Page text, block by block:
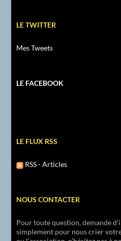
LE TWITTER
Mes Tweets
LE FACEBOOK
LE FLUX RSS
RSS - Articles
NOUS CONTACTER
Pour toute question, demande
simplement pour nous crier